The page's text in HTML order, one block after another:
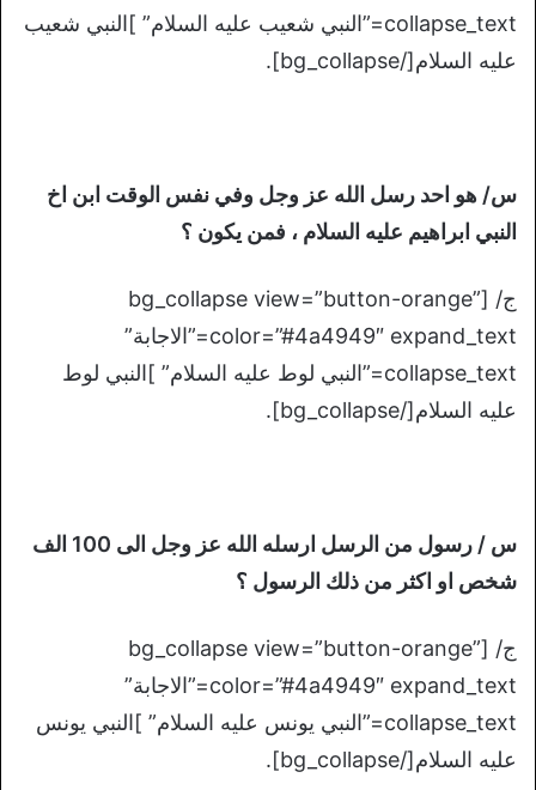
collapse_text=”النبي شعيب عليه السلام” ]النبي شعيب
عليه السلام[/bg_collapse].
س/ هو احد رسل الله عز وجل وفي نفس الوقت ابن اخ
النبي ابراهيم عليه السلام ، فمن يكون ؟
ج/ [bg_collapse view=”button-orange”
color=”#4a4949″ expand_text=”الاجابة”
collapse_text=”النبي لوط عليه السلام” ]النبي لوط
عليه السلام[/bg_collapse].
س / رسول من الرسل ارسله الله عز وجل الى 100 الف
شخص او اكثر من ذلك الرسول ؟
ج/ [bg_collapse view=”button-orange”
color=”#4a4949″ expand_text=”الاجابة”
collapse_text=”النبي يونس عليه السلام” ]النبي يونس
عليه السلام[/bg_collapse].